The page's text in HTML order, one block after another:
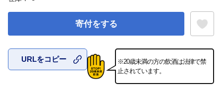
寄付をする
お気に入
URLをコピー
※20歳未満の方の飲酒は法律で禁
止されています。